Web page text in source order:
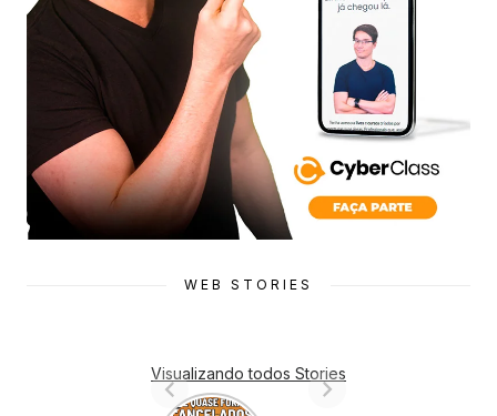
WEB STORIES
Visualizando todos Stories